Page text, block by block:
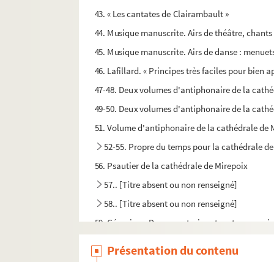
43. « Les cantates de Clairambault »
44. Musique manuscrite. Airs de théâtre,
45. Musique manuscrite. Airs de danse :
46. Lafillard. « Principes très faciles pour bien
47-48. Deux volumes d'antiphonaire de la
49-50. Deux volumes d'antiphonaire de la
51. Volume d'antiphonaire de la cathédrale de
52-55. Propre du temps pour la cathédrale
56. Psautier de la cathédrale de Mirepoix
57.. [Titre absent ou non renseigné]
58.. [Titre absent ou non renseigné]
59. Géronimo. Drame en trois actes et en
Présentation du contenu